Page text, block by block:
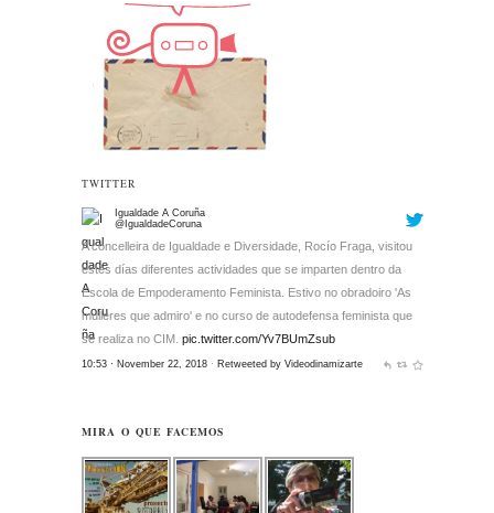
TWITTER
Igualdade A Coruña
@IgualdadeCoruna
A concelleira de Igualdade e Diversidade, Rocío Fraga, visitou
estes días diferentes actividades que se imparten dentro da
Escola de Empoderamento Feminista. Estivo no obradoiro 'As
mulleres que admiro' e no curso de autodefensa feminista que
se realiza no CIM. pic.twitter.com/Yv7BUmZsub
10:53 · November 22, 2018 · Retweeted by Videodinamizarte
MIRA O QUE FACEMOS